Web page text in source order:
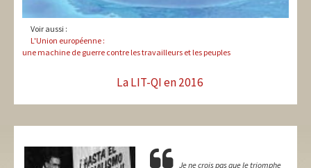
Voir aussi :
L'Union européenne :
une machine de guerre contre les travailleurs et les peuples
La LIT-QI en 2016
Je ne crois pas que le triomphe